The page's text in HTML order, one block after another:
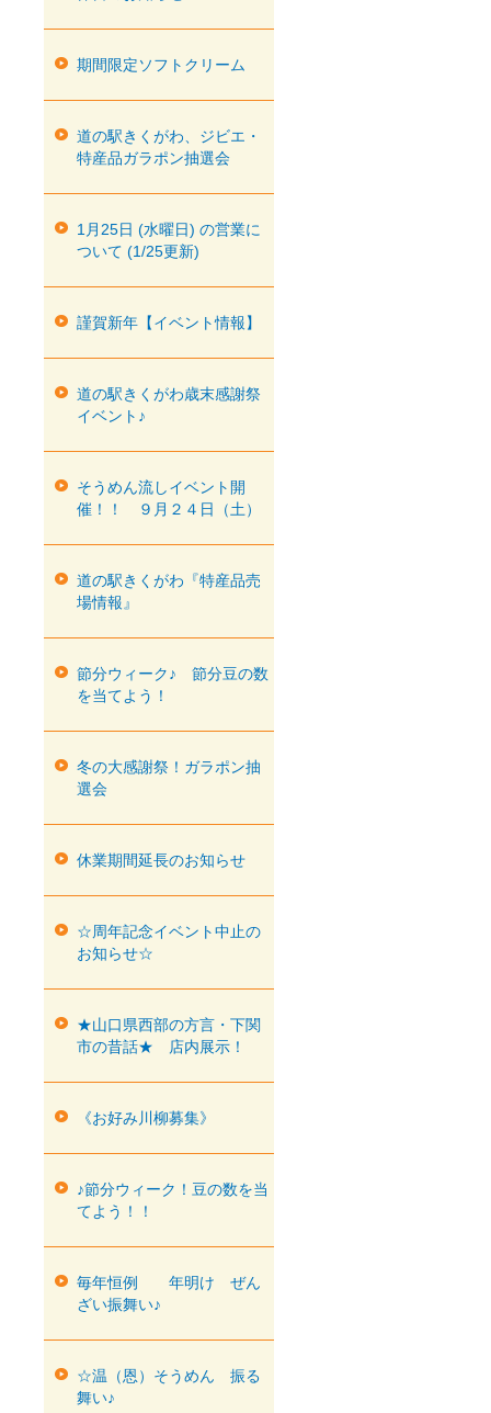
期間限定ソフトクリーム
道の駅きくがわ、ジビエ・
特産品ガラポン抽選会
1月25日 (水曜日) の営業に
ついて (1/25更新)
謹賀新年【イベント情報】
道の駅きくがわ歳末感謝祭
イベント♪
そうめん流しイベント開
催！！ ９月２４日（土）
道の駅きくがわ『特産品売
場情報』
節分ウィーク♪ 節分豆の数
を当てよう！
冬の大感謝祭！ガラポン抽
選会
休業期間延長のお知らせ
☆周年記念イベント中止の
お知らせ☆
★山口県西部の方言・下関
市の昔話★ 店内展示！
《お好み川柳募集》
♪節分ウィーク！豆の数を当
てよう！！
毎年恒例 年明け ぜん
ざい振舞い♪
☆温（恩）そうめん 振る
舞い♪